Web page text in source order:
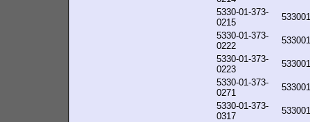
5330-01-373-
0215
5330-01-373-
0222
5330-01-373-
0223
5330-01-373-
0271
5330-01-373-
0317